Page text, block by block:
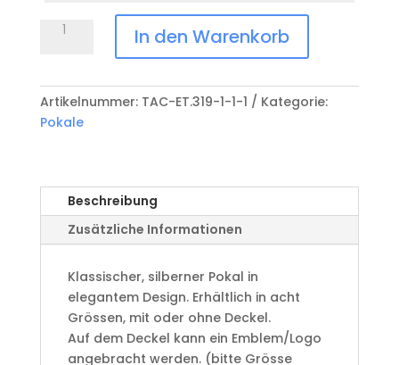
Pokal
ZS-
11890
Menge
In den Warenkorb
Artikelnummer: TAC-ET.319-1-1-1
Kategorie:
Pokale
Beschreibung
Zusätzliche Informationen
Klassischer, silberner Pokal in
elegantem Design. Erhältlich in acht
Grössen, mit oder ohne Deckel.
Auf dem Deckel kann ein Emblem/Logo
angebracht werden. (bitte Grösse